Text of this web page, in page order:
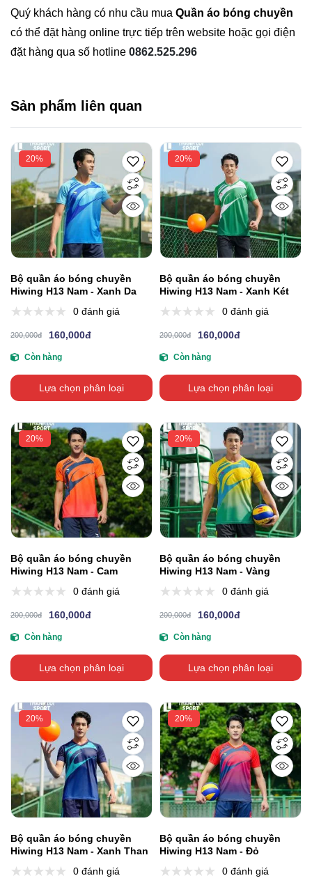
Quý khách hàng có nhu cầu mua Quần áo bóng chuyền
có thể đặt hàng online trực tiếp trên website hoặc gọi điện
đặt hàng qua số hotline 0862.525.296
Sản phẩm liên quan
20%
Bộ quần áo bóng chuyền
Hiwing H13 Nam - Xanh Da
0 đánh giá
200,000đ 160,000đ
Còn hàng
Lựa chọn phân loại
20%
Bộ quần áo bóng chuyền
Hiwing H13 Nam - Xanh Két
0 đánh giá
200,000đ 160,000đ
Còn hàng
Lựa chọn phân loại
20%
Bộ quần áo bóng chuyền
Hiwing H13 Nam - Cam
0 đánh giá
200,000đ 160,000đ
Còn hàng
Lựa chọn phân loại
20%
Bộ quần áo bóng chuyền
Hiwing H13 Nam - Vàng
0 đánh giá
200,000đ 160,000đ
Còn hàng
Lựa chọn phân loại
20%
Bộ quần áo bóng chuyền
Hiwing H13 Nam - Xanh Than
0 đánh giá
20%
Bộ quần áo bóng chuyền
Hiwing H13 Nam - Đỏ
0 đánh giá